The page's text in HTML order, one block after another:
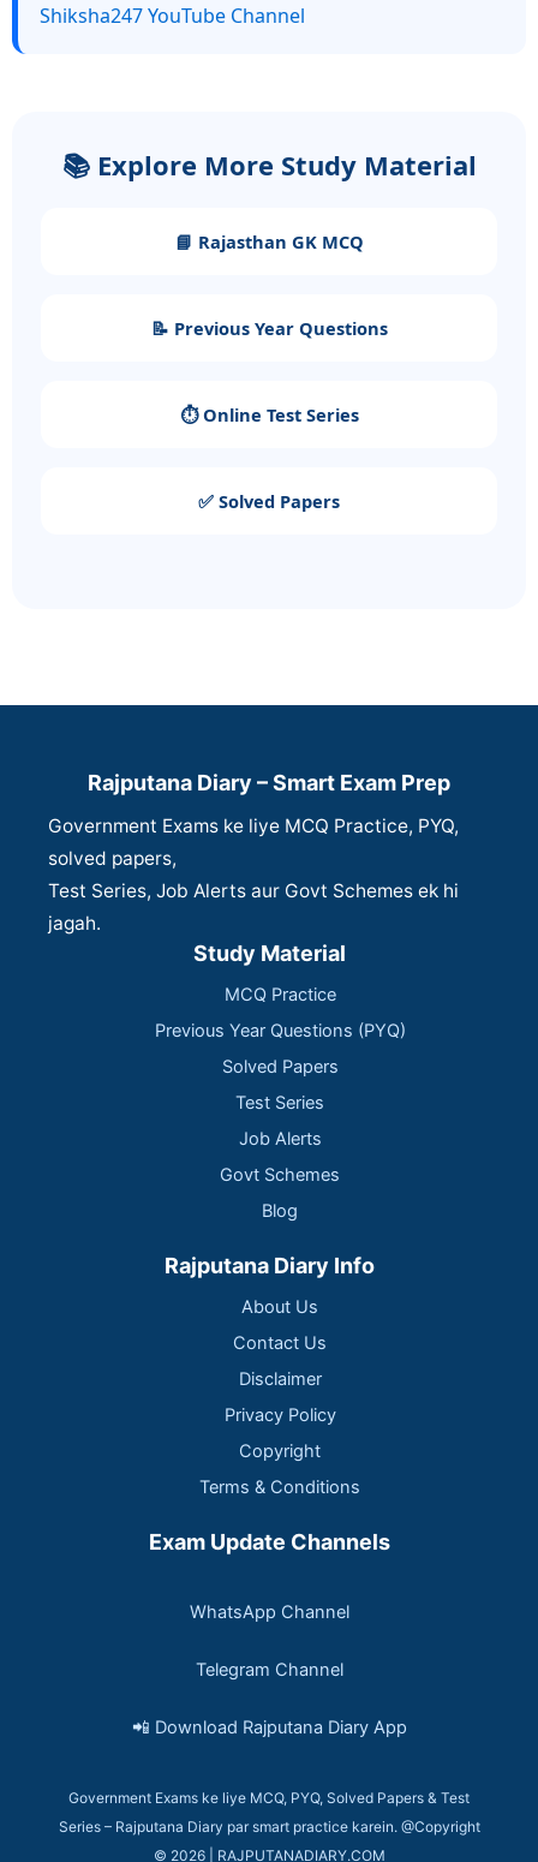
Shiksha247 YouTube Channel
📚 Explore More Study Material
📘 Rajasthan GK MCQ
📝 Previous Year Questions
⏱️ Online Test Series
✅ Solved Papers
Rajputana Diary – Smart Exam Prep
Government Exams ke liye MCQ Practice, PYQ,
solved papers,
Test Series, Job Alerts aur Govt Schemes ek hi
jagah.
Study Material
MCQ Practice
Previous Year Questions (PYQ)
Solved Papers
Test Series
Job Alerts
Govt Schemes
Blog
Rajputana Diary Info
About Us
Contact Us
Disclaimer
Privacy Policy
Copyright
Terms & Conditions
Exam Update Channels
WhatsApp Channel
Telegram Channel
📲 Download Rajputana Diary App
Government Exams ke liye MCQ, PYQ, Solved Papers & Test
Series – Rajputana Diary par smart practice karein. @Copyright
© 2026 | RAJPUTANADIARY.COM